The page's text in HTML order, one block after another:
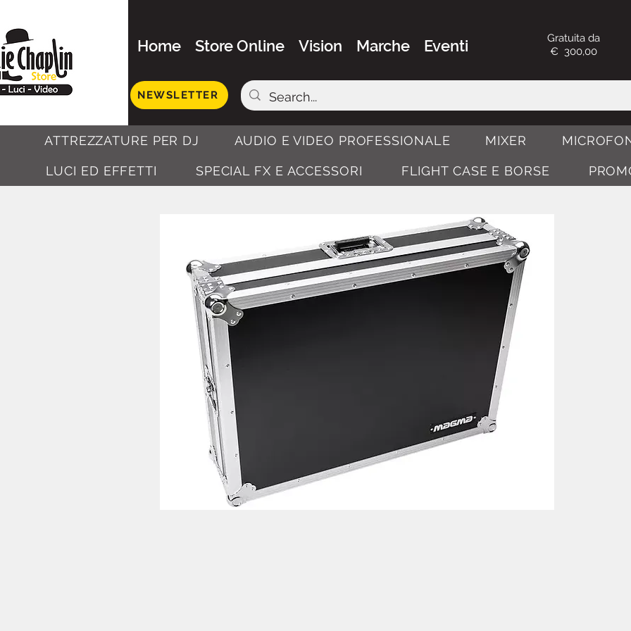
Home Store Online Vision Marche Eventi
Gratuita da
€ 300,00
NEWSLETTER
ATTREZZATURE PER DJ AUDIO E VIDEO PROFESSIONALE MIXER
LUCI ED EFFETTI SPECIAL FX E ACCESSORI FLIGHT CASE E BORSE